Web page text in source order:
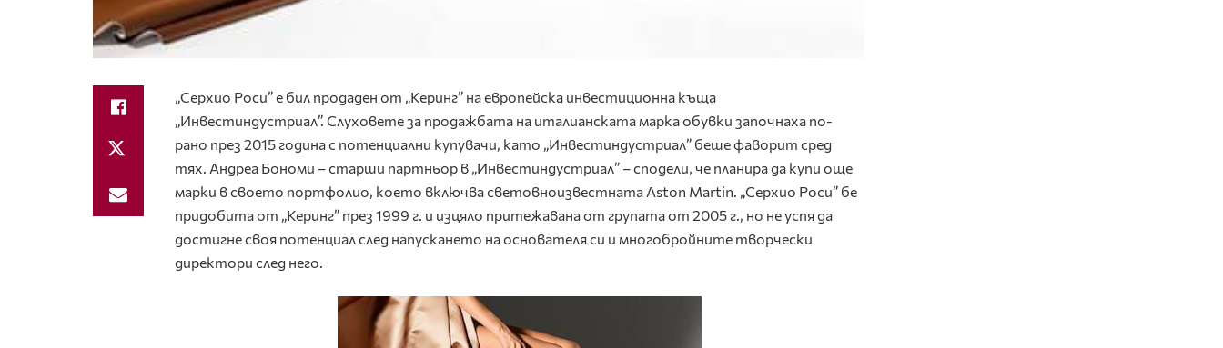
„Серхио Роси” е бил продаден от „Керинг” на европейска инвестиционна къща
„Инвестиндустриал”. Слуховете за продажбата на италианската марка обувки започнаха по-
рано през 2015 година с потенциални купувачи, като „Инвестиндустриал” беше фаворит сред
тях. Андреа Бономи – старши партньор в „Инвестиндустриал” – сподели, че планира да купи още
марки в своето портфолио, което включва световноизвестната Aston Martin. „Серхио Роси” бе
придобита от „Керинг” през 1999 г. и изцяло притежавана от групата от 2005 г., но не успя да
достигне своя потенциал след напускането на основателя си и многобройните творчески
директори след него.